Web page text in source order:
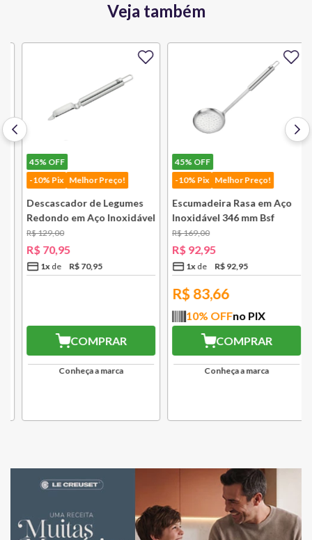
Veja também
45%OFF
-10% Pix Melhor Preço!
Descascador de Legumes
Redondo em Aço Inoxidável
131 mm Bsf
R$129,00
R$70,95
1x R$70,95
COMPRAR
Conheça a marca
45%OFF
-10% Pix Melhor Preço!
Escumadeira Rasa em Aço
Inoxidável 346 mm Bsf
R$169,00
R$92,95
1x R$92,95
R$83,66
10% OFFno PIX
COMPRAR
Conheça a marca